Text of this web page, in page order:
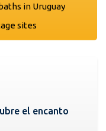
in Uruguay
sites
el encanto